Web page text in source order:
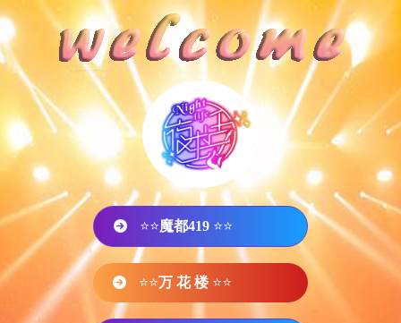
⭐⭐魔都419 ⭐⭐
⭐⭐万 花 楼 ⭐⭐